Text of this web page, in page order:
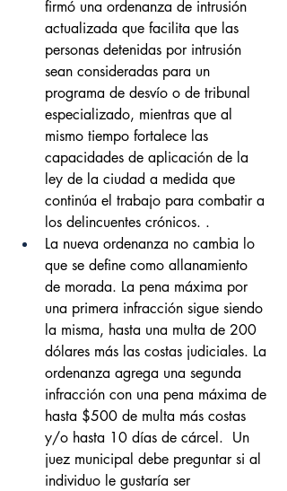
firmó una ordenanza de intrusión
actualizada que facilita que las
personas detenidas por intrusión
sean consideradas para un
programa de desvío o de tribunal
especializado, mientras que al
mismo tiempo fortalece las
capacidades de aplicación de la
ley de la ciudad a medida que
continúa el trabajo para combatir a
los delincuentes crónicos. .
La nueva ordenanza no cambia lo
que se define como allanamiento
de morada. La pena máxima por
una primera infracción sigue siendo
la misma, hasta una multa de 200
dólares más las costas judiciales. La
ordenanza agrega una segunda
infracción con una pena máxima de
hasta $500 de multa más costas
y/o hasta 10 días de cárcel.  Un
juez municipal debe preguntar si al
individuo le gustaría ser